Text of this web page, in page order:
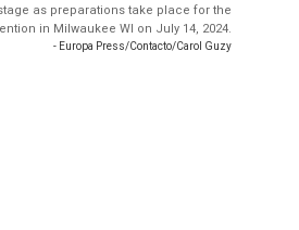
stage as preparations take place for the
in Milwaukee WI on July 14, 2024.
- Europa Press/Contacto/Carol Guzy